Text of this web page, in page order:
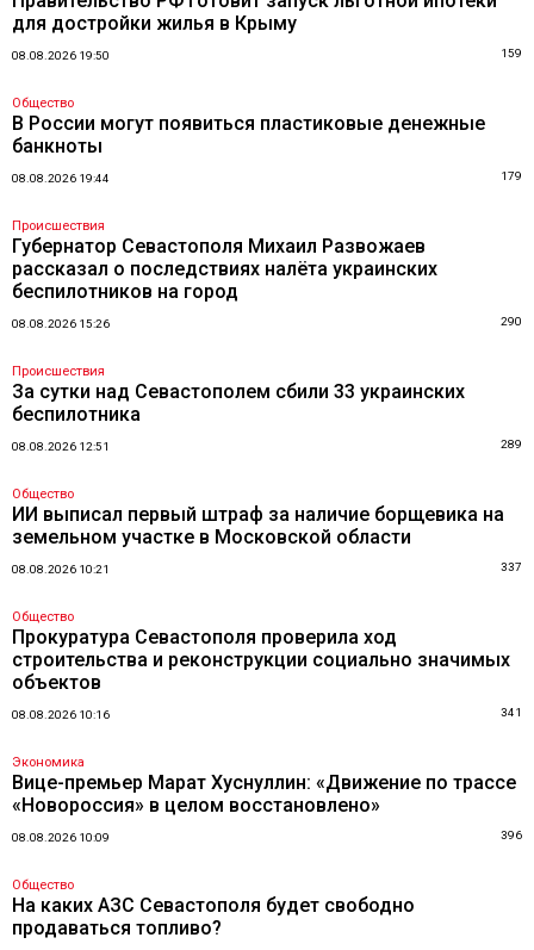
для достройки жилья в Крыму
08.08.2026 19:50 159
Общество
В России могут появиться пластиковые денежные
банкноты
08.08.2026 19:44 179
Происшествия
Губернатор Севастополя Михаил Развожаев
рассказал о последствиях налёта украинских
беспилотников на город
08.08.2026 15:26 290
Происшествия
За сутки над Севастополем сбили 33 украинских
беспилотника
08.08.2026 12:51 289
Общество
ИИ выписал первый штраф за наличие борщевика на
земельном участке в Московской области
08.08.2026 10:21 337
Общество
Прокуратура Севастополя проверила ход
строительства и реконструкции социально значимых
объектов
08.08.2026 10:16 341
Экономика
Вице-премьер Марат Хуснуллин: «Движение по трассе
«Новороссия» в целом восстановлено»
08.08.2026 10:09 396
Общество
На каких АЗС Севастополя будет свободно
продаваться топливо?